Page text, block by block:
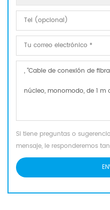
Si tiene preguntas o
mensaje, le responderemos